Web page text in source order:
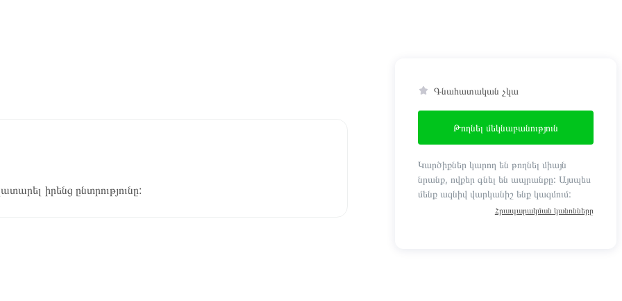
իրենց ընտրությունը:
Գնահատական չկա
Թողնել մեկնաբանություն
Կարծիքներ կարող են թողնել միայն
նրանք, ովքեր գնել են ապրանքը: Այսպես
մենք ազնիվ վարկանիշ ենք կազմում:
Հրապարակման կանոնները